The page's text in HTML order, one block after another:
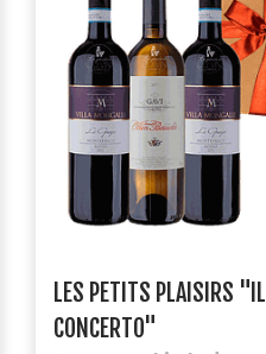
LES PETITS PLAISIRS "IL
CONCERTO"